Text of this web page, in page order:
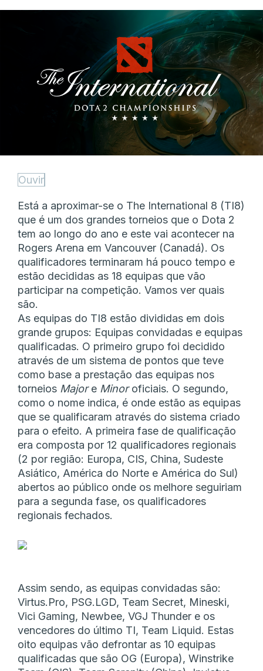
Ouvir
Está a aproximar-se o The International 8 (TI8)
que é um dos grandes torneios que o Dota 2
tem ao longo do ano e este vai acontecer na
Rogers Arena em Vancouver (Canadá). Os
qualificadores terminaram há pouco tempo e
estão decididas as 18 equipas que vão
participar na competição. Vamos ver quais
são.
As equipas do TI8 estão divididas em dois
grande grupos: Equipas convidadas e equipas
qualificadas. O primeiro grupo foi decidido
através de um sistema de pontos que teve
como base a prestação das equipas nos
torneios Majore Minoroficiais. O segundo,
como o nome indica, é onde estão as equipas
que se qualificaram através do sistema criado
para o efeito. A primeira fase de qualificação
era composta por 12 qualificadores regionais
(2 por região: Europa, CIS, China, Sudeste
Asiático, América do Norte e América do Sul)
abertos ao público onde os melhore seguiriam
para a segunda fase, os qualificadores
regionais fechados.
Assim sendo, as equipas convidadas são:
Virtus.Pro, PSG.LGD, Team Secret, Mineski,
Vici Gaming, Newbee, VGJ Thunder e os
vencedores do último TI, Team Liquid. Estas
oito equipas vão defrontar as 10 equipas
qualificadas que são OG (Europa), Winstrike